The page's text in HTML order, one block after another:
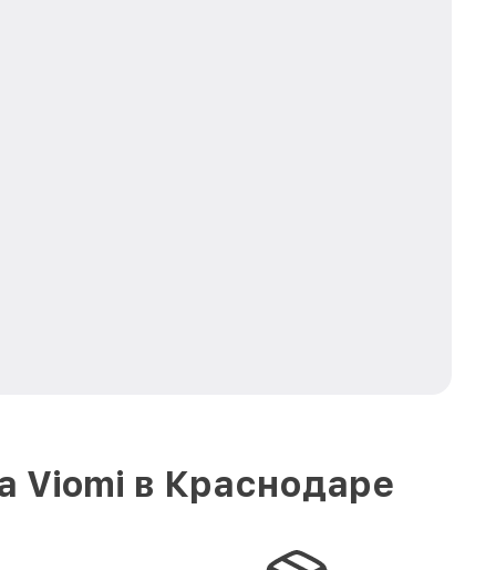
Viomi в Краснодаре